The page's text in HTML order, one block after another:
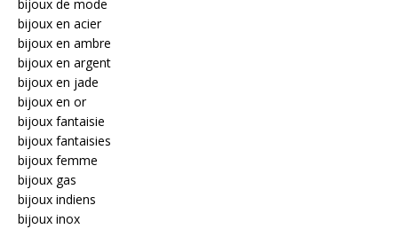
bijoux de mode
bijoux en acier
bijoux en ambre
bijoux en argent
bijoux en jade
bijoux en or
bijoux fantaisie
bijoux fantaisies
bijoux femme
bijoux gas
bijoux indiens
bijoux inox